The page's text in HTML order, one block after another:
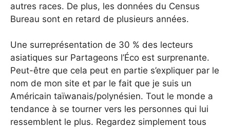
autres races. De plus, les données du Census
Bureau sont en retard de plusieurs années.
Une surreprésentation de 30 % des lecteurs
asiatiques sur Partageons l’Éco est surprenante.
Peut-être que cela peut en partie s’expliquer par le
nom de mon site et par le fait que je suis un
Américain taïwanais/polynésien. Tout le monde a
tendance à se tourner vers les personnes qui lui
ressemblent le plus. Regardez simplement tous